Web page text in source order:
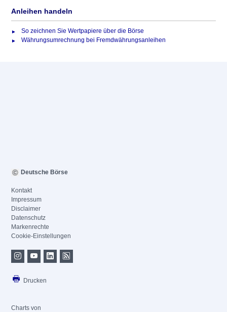
Anleihen handeln
So zeichnen Sie Wertpapiere über die Börse
Währungsumrechnung bei Fremdwährungsanleihen
Deutsche Börse
Kontakt
Impressum
Disclaimer
Datenschutz
Markenrechte
Cookie-Einstellungen
Drucken
Charts von